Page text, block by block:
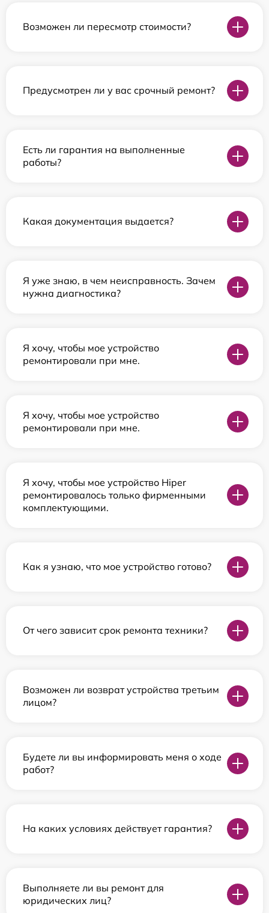
Возможен ли пересмотр стоимости?
Предусмотрен ли у вас срочный ремонт?
Есть ли гарантия на выполненные
работы?
Какая документация выдается?
Я уже знаю, в чем неисправность. Зачем
нужна диагностика?
Я хочу, чтобы мое устройство
ремонтировали при мне.
Я хочу, чтобы мое устройство
ремонтировали при мне.
Я хочу, чтобы мое устройство Hiper
ремонтировалось только фирменными
комплектующими.
Как я узнаю, что мое устройство готово?
От чего зависит срок ремонта техники?
Возможен ли возврат устройства третьим
лицом?
Будете ли вы информировать меня о ходе
работ?
На каких условиях действует гарантия?
Выполняете ли вы ремонт для
юридических лиц?